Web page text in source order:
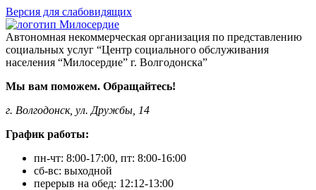
Версия для слабовидящих
Автономная некоммерческая организация по представлению
социальных услуг “Центр социального обслуживания
населения “Милосердие” г. Волгодонска”
Мы вам поможем. Обращайтесь!
г. Волгодонск, ул. Дружбы, 14
График работы:
пн-чт: 8:00-17:00, пт: 8:00-16:00
сб-вс: выходной
перерыв на обед: 12:12-13:00